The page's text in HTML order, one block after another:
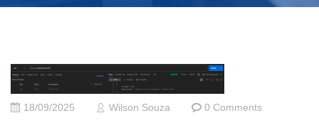
18/09/2025 Wilson Souza 0 Comments